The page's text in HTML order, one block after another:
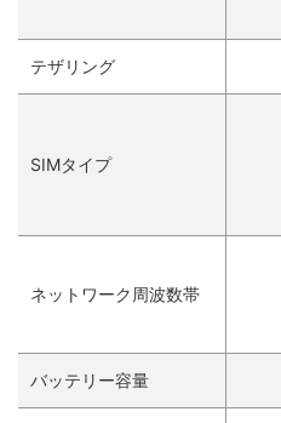
テザリング
SIMタイプ
ネットワーク周波数帯
バッテリー容量